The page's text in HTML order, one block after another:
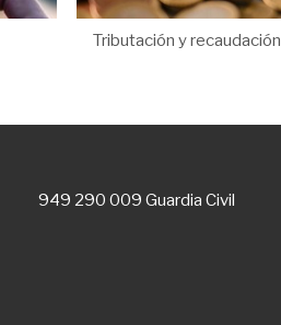
Tributación y recaudación
949 290 009 Guardia Civil